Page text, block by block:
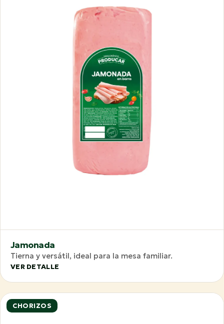
Jamonada
Tierna y versátil, ideal para la mesa familiar.
VER DETALLE
CHORIZOS